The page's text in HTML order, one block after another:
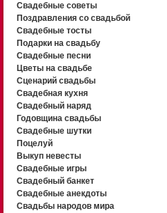
Свадебные советы
Поздравления со свадьбой
Свадебные тосты
Подарки на свадьбу
Свадебные песни
Цветы на свадьбе
Сценарий свадьбы
Свадебная кухня
Свадебный наряд
Годовщина свадьбы
Свадебные шутки
Поцелуй
Выкуп невесты
Свадебные игры
Свадебный банкет
Свадебные анекдоты
Свадьбы народов мира